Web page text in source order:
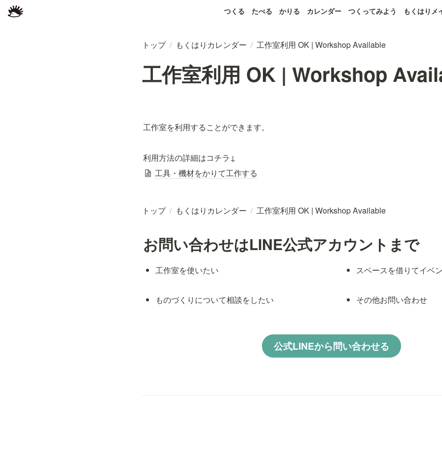
つくる たべる かりる カレンダー つくってみよう もくはりメ
トップ / もくはりカレンダー / 工作室利用 OK | Workshop Available
工作室利用 OK | Workshop
工作室を利用することができます。
利用方法の詳細はコチラ↓
工具・機材をかりて工作する
トップ / もくはりカレンダー / 工作室利用 OK | Workshop Available
お問い合わせはLINE公式アカウントまで
工作室を使いたい スペースを借りてイベ
ものづくりについて相談をしたい その他お問い合わせ
公式LINEから問い合わせる